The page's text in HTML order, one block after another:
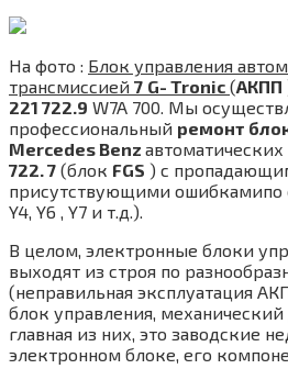
На фото : Блок управления
трансмиссией 7 G- Tronic (АКПП
221 722.9 W7A 700. Мы
профессиональный ремонт
Mercedes Benz
722. 7 (блок FGS ) с
присутствующими ошибкамипо
Y4, Y6 , Y7 и т.д.).
В целом, электронные блоки
выходят из строя по
(неправильная эксплуатация
блок управления,
главная из них, это заводские
электронном блоке, его